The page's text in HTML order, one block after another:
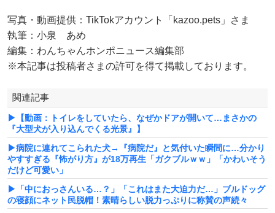
写真・動画提供：TikTokアカウント「kazoo.pets」さま
執筆：小泉 あめ
編集：わんちゃんホンポニュース編集部
※本記事は投稿者さまの許可を得て掲載しております。
関連記事
▶【動画：トイレをしていたら、なぜかドアが開いて…まさかの
『大型犬が入り込んでくる光景』】
▶病院に連れてこられた犬→『病院だ』と気付いた瞬間に…分かり
やすすぎる『怖がり方』が18万再生「ガクブルｗｗ」「かわいそう
だけど可愛い」
▶「中におっさんいる…？」「これはまた大迫力だ…」ブルドッグ
の寝顔にネット民脱帽！素晴らしい脱力っぷりに称賛の声続々